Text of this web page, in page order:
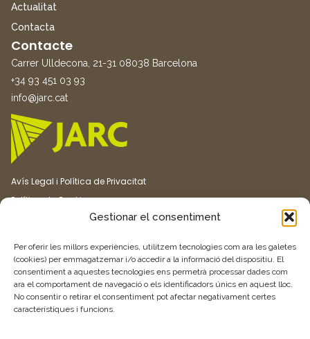
Gestionar el consentiment
Per oferir les millors experiències, utilitzem tecnologies com ara les galetes
(cookies) per emmagatzemar i/o accedir a la informació del dispositiu. El
consentiment a aquestes tecnologies ens permetrà processar dades com
ara el comportament de navegació o els identificadors únics en aquest lloc.
No consentir o retirar el consentiment pot afectar negativament certes
característiques i funcions.
Actualitat
Contacta
Contacte
Carrer Ulldecona, 21-31 08038 Barcelona
+34 93 451 03 93
info@jarc.cat
Avís Legal i Política de Privacitat
Política de Cookies
Vull rebre més informació